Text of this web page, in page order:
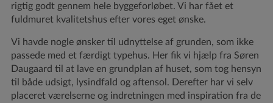
rigtig godt gennem hele byggeforløbet. Vi har fået et
fuldmuret kvalitetshus efter vores eget ønske.
Vi havde nogle ønsker til udnyttelse af grunden, som ikke
passede med et færdigt typehus. Her fik vi hjælp fra Søren
Daugaard til at lave en grundplan af huset, som tog hensyn
til både udsigt, lysindfald og aftensol. Derefter har vi selv
placeret værelserne og indretningen med inspiration fra de